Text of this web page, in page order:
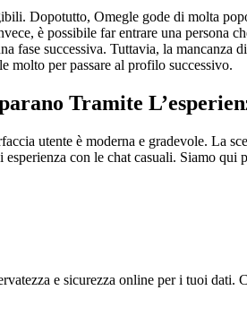
Dopotutto, Omegle gode di molta
è possibile far entrare una persona
successiva. Tuttavia, la mancanza
molto per passare al profilo successivo.
Tramite
utente è moderna e gradevole. La
con le chat casuali. Siamo
e sicurezza online per i tuoi dati.